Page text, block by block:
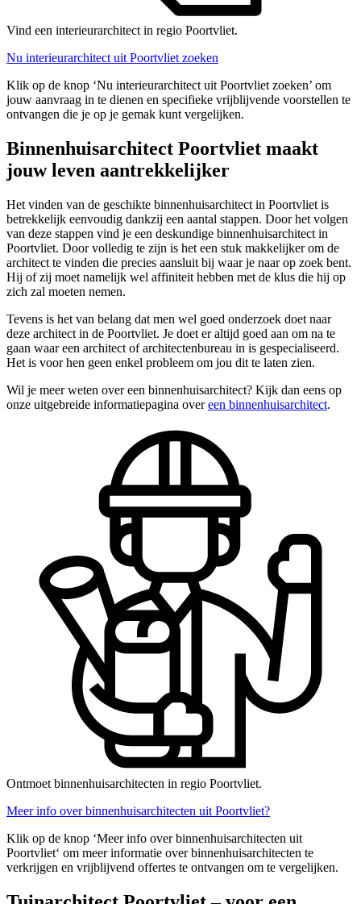
Vind een interieurarchitect in regio Poortvliet.
Nu interieurarchitect uit Poortvliet zoeken
Klik op de knop ‘Nu interieurarchitect uit Poortvliet zoeken’ om
jouw aanvraag in te dienen en specifieke vrijblijvende voorstellen te
ontvangen die je op je gemak kunt vergelijken.
Binnenhuisarchitect Poortvliet maakt
jouw leven aantrekkelijker
Het vinden van de geschikte binnenhuisarchitect in Poortvliet is
betrekkelijk eenvoudig dankzij een aantal stappen. Door het volgen
van deze stappen vind je een deskundige binnenhuisarchitect in
Poortvliet. Door volledig te zijn is het een stuk makkelijker om de
architect te vinden die precies aansluit bij waar je naar op zoek bent.
Hij of zij moet namelijk wel affiniteit hebben met de klus die hij op
zich zal moeten nemen.
Tevens is het van belang dat men wel goed onderzoek doet naar
deze architect in de Poortvliet. Je doet er altijd goed aan om na te
gaan waar een architect of architectenbureau in is gespecialiseerd.
Het is voor hen geen enkel probleem om jou dit te laten zien.
Wil je meer weten over een binnenhuisarchitect? Kijk dan eens op
onze uitgebreide informatiepagina overeen binnenhuisarchitect.
Ontmoet binnenhuisarchitecten in regio Poortvliet.
Meer info over binnenhuisarchitecten uit Poortvliet?
Klik op de knop ‘Meer info over binnenhuisarchitecten uit
Poortvliet‘ om meer informatie over binnenhuisarchitecten te
verkrijgen en vrijblijvend offertes te ontvangen om te vergelijken.